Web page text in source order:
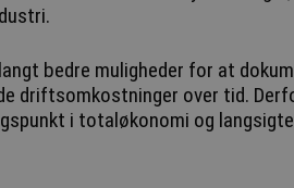
bedre muligheder for at
driftsomkostninger over tid.
i totaløkonomi og